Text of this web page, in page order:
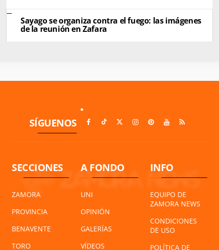
Sayago se organiza contra el fuego: las imágenes
de la reunión en Zafara
SÍGUENOS
SECCIONES
ZAMORA
PROVINCIA
BENAVENTE
TORO
A FONDO
UNI
OPINIÓN
GALERÍAS
VÍDEOS
INFO
EQUIPO DE
ZAMORA NEWS
CONDICIONES
DE USO
POLÍTICA DE